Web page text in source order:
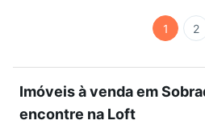
1 2
Imóveis à venda em
encontre na Loft